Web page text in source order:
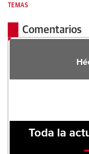
TEMAS
Comentarios
Toda la